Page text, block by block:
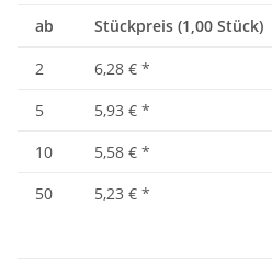
ab Stückpreis (1,00 Stück)
2 6,28 € *
5
5,93 € *
10
5,58 € *
50
5,23 € *